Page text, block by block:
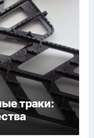
траки: